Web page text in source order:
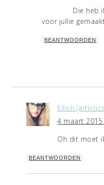
Die heb
voor jullie
BEANTWOORDEN
Eilish
4 maart
Oh dit moet
BEANTWOORDEN